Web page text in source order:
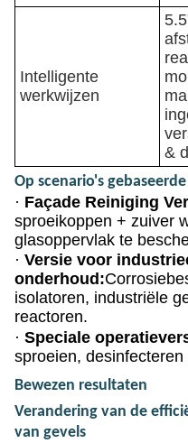
Intelligente
werkwijzen
&
Op scenario's
· Façade Reiniging
sproeikoppen + zuiver
glasoppervlak te
· Versie voor
onderhoud:
isolatoren, industriële
reactoren.
· Speciale
sproeien,
Bewezen resultaten
Verandering van de
van gevels